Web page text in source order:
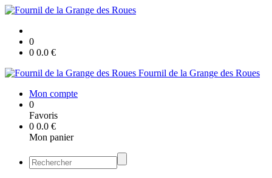
0
0 0.0 €
Fournil de la Grange des Roues
Mon compte
0
Favoris
0 0.0 €
Mon panier